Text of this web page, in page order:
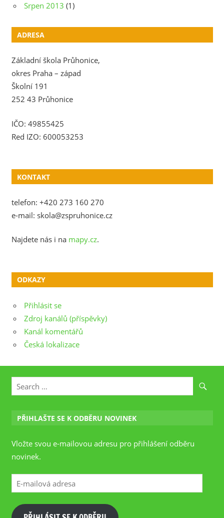
Srpen 2013 (1)
ADRESA
Základní škola Průhonice,
okres Praha – západ
Školní 191
252 43 Průhonice
IČO: 49855425
Red IZO: 600053253
KONTAKT
telefon: +420 273 160 270
e-mail: skola@zspruhonice.cz
Najdete nás i na mapy.cz.
ODKAZY
Přihlásit se
Zdroj kanálů (příspěvky)
Kanál komentářů
Česká lokalizace
PŘIHLAŠTE SE K ODBĚRU NOVINEK
Vložte svou e-mailovou adresu pro přihlášení odběru
novinek.
E-
mailová
adresa